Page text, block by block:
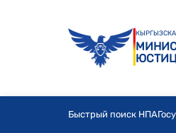
Быстрый поиск НПА